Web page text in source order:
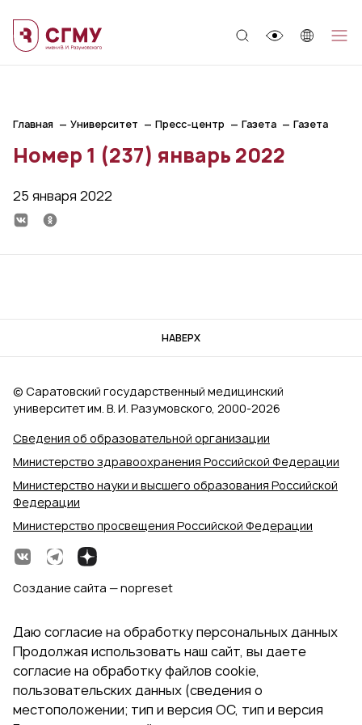
Главная Университет Пресс-центр Газета Газета
Номер 1 (237) январь 2022
25 января 2022
НАВЕРХ
Сведения об образовательной организации
Министерство здравоохранения Российской Федерации
Министерство науки и высшего образования Российской
Федерации
Министерство просвещения Российской Федерации
© Саратовский государственный медицинский
университет им. В. И. Разумовского, 2000‑2026
Создание сайта — nopreset
Даю согласие на обработку персональных данных
Продолжая использовать наш сайт, вы даете
согласие на обработку файлов cookie,
пользовательских данных (сведения о
местоположении; тип и версия ОС, тип и версия